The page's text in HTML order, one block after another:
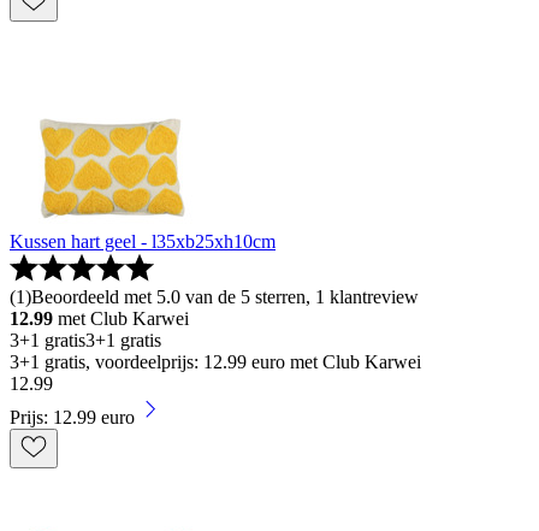
Kussen hart geel - l35xb25xh10cm
(1)Beoordeeld met 5.0 van de 5 sterren, 1 klantreview
12.99 met Club Karwei
3+1 gratis3+1 gratis
3+1 gratis, voordeelprijs: 12.99 euro met Club Karwei
12.99
Prijs: 12.99 euro